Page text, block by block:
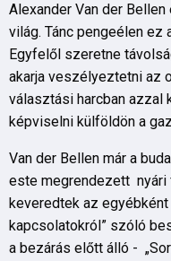
Alexander Van der
világ. Tánc pengeélen
Egyfelől szeretne
akarja veszélyeztetni az
választási harcban azzal
képviselni külföldön a
Van der Bellen már a
este megrendezett nyári
keveredtek az
kapcsolatokról” szóló
a bezárás előtt álló -